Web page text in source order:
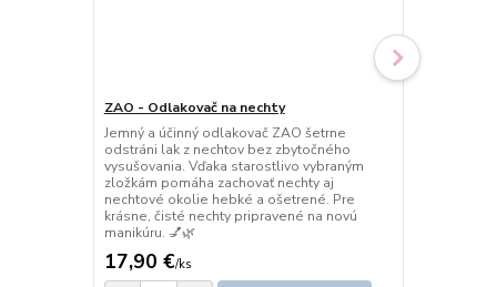
ZAO - Odlakovač na nechty
Jemný a účinný odlakovač ZAO šetrne
odstráni lak z nechtov bez zbytočného
vysušovania. Vďaka starostlivo vybraným
zložkám pomáha zachovať nechty aj
nechtové okolie hebké a ošetrené. Pre
krásne, čisté nechty pripravené na novú
manikúru. 💅🌿
17,90 €/ks